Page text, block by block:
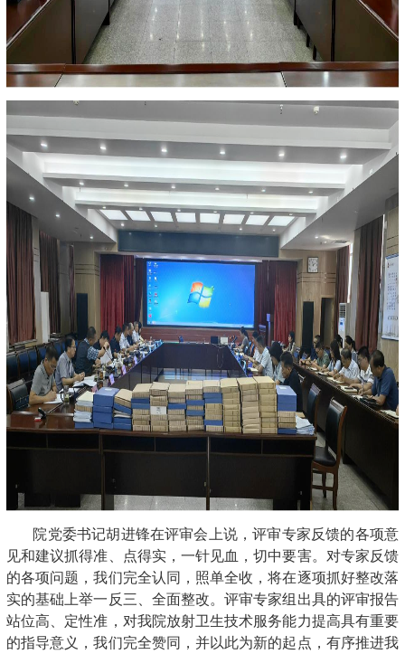
院党委书记胡进锋在评审会上说，评审专家反馈的各项意
见和建议抓得准、点得实，一针见血，切中要害。对专家反馈
的各项问题，我们完全认同，照单全收，将在逐项抓好整改落
实的基础上举一反三、全面整改。评审专家组出具的评审报告
站位高、定性准，对我院放射卫生技术服务能力提高具有重要
的指导意义，我们完全赞同，并以此为新的起点，有序推进我